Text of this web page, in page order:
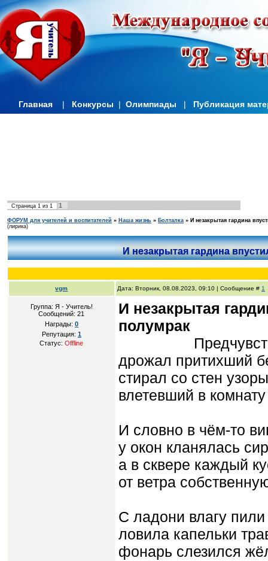
Главная | Конкурсы | Олимпиады | Публикация
Страница 1 из 1 1
ФОРУМ для учителей и воспитателей » Наша жизнь » Болталка » И незакрытая гардина
(лирика)
И незакрытая гардина
vgm Дата: Вторник, 08.08.2023, 09:10 | Сообщение # 1
Группа: Я - Учитель!
Сообщений:21
Награды: 0
Репутация: 1
Статус:Offline
И незакрытая
полумрак
Предчувствуя
дрожал притихший
стирал со стен
влетевший в комнату
И словно в чём-то
у окон кланялась
а в сквере каждый
от ветра
С ладони влагу
ловила капельки
фонарь слезился